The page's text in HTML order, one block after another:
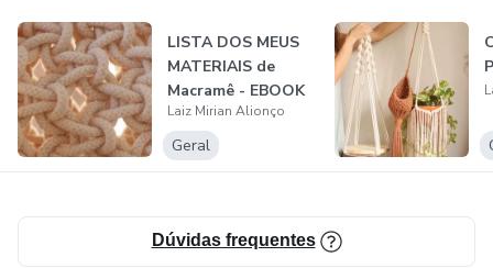
LISTA DOS MEUS
MATERIAIS de
Macramê - EBOOK
+ LINKS - Por La...
Laiz Mirian Alionço
Geral
Dúvidas frequentes